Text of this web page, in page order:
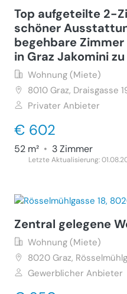
Top aufgeteilte 2-
schöner
begehbare
in Graz Jakomini
Wohnung (Miete)
8010 Graz, Draisgasse
Privater Anbieter
€ 602
52 m² • 3 Zimmer
Letzte Aktualisierung:
Zentral gelegene
Wohnung (Miete)
8020 Graz,
Gewerblicher Anbieter